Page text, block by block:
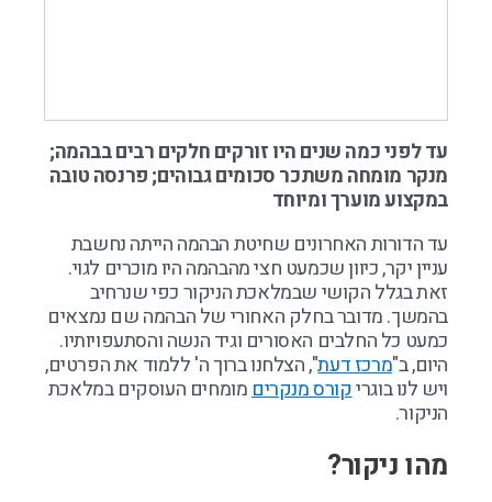
עד לפני כמה שנים היו זורקים חלקים רבים בבהמה;
מנקר מומחה משתכר סכומים גבוהים; פרנסה טובה
במקצוע מוערך ומיוחד
עד הדורות האחרונים שחיטת הבהמה הייתה נחשבת
עניין יקר, כיוון שכמעט חצי מהבהמה היו מוכרים לגוי.
זאת בגלל הקושי שבמלאכת הניקור כפי שנרחיב
בהמשך. מדובר בחלק האחורי של הבהמה שם נמצאים
כמעט כל החלבים האסורים וגיד הנשה והסתעפויותיו.
היום, ב"מרכז דעת", הצלחנו ברוך ה' ללמוד את הפרטים,
ויש לנו בוגריקורס מנקריםמומחים העוסקים במלאכת
הניקור.
מהו ניקור?